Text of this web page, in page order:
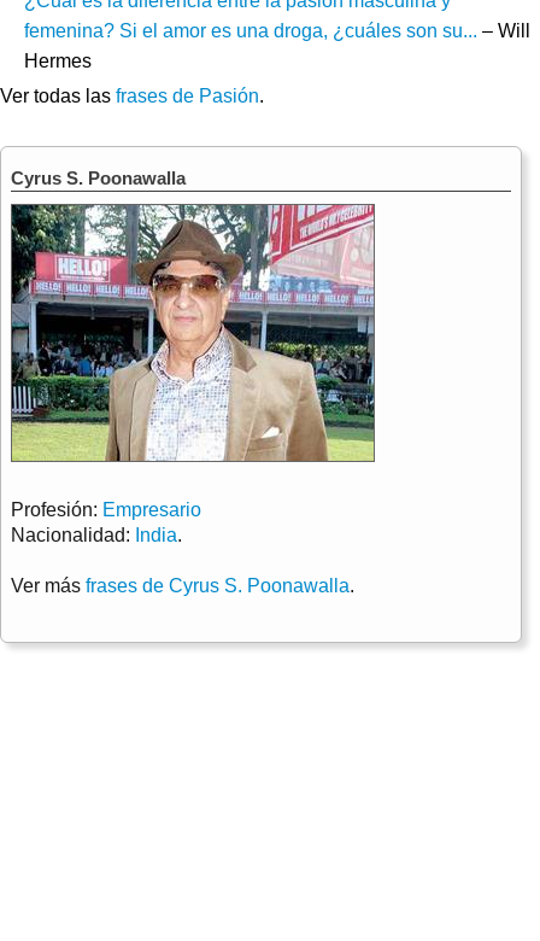
femenina? Si el amor es una droga, ¿cuáles son su... – Will
Hermes
Ver todas las frases de Pasión.
Cyrus S. Poonawalla
Profesión: Empresario
Nacionalidad: India.
Ver más frases de Cyrus S. Poonawalla.